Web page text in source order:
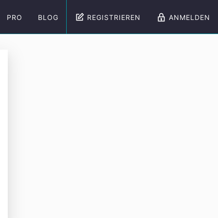
PRO BLOG REGISTRIEREN ANMELDEN